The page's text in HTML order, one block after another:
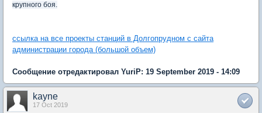
крупного боя.
ссылка на все проекты станций в Долгопрудном с сайта
администрации города (большой объем)
Сообщение отредактировал YuriP: 19 September 2019 - 14:09
kayne
17 Oct 2019